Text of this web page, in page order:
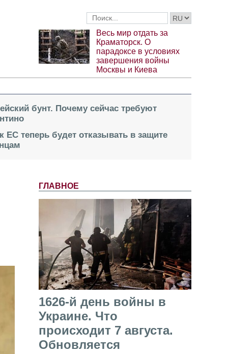
Весь мир отдать за
Краматорск. О
парадоксе в условиях
завершения войны
Москвы и Киева
бунт. Почему сейчас требуют
ЕС теперь будет отказывать в защите
ГЛАВНОЕ
1626-й день войны в
Украине. Что
происходит 7 августа.
Обновляется